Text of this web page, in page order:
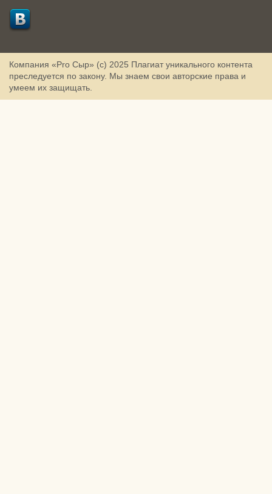
Компания «Pro Сыр» (с) 2025 Плагиат уникального контента
преследуется по закону. Мы знаем свои авторские права и
умеем их защищать.